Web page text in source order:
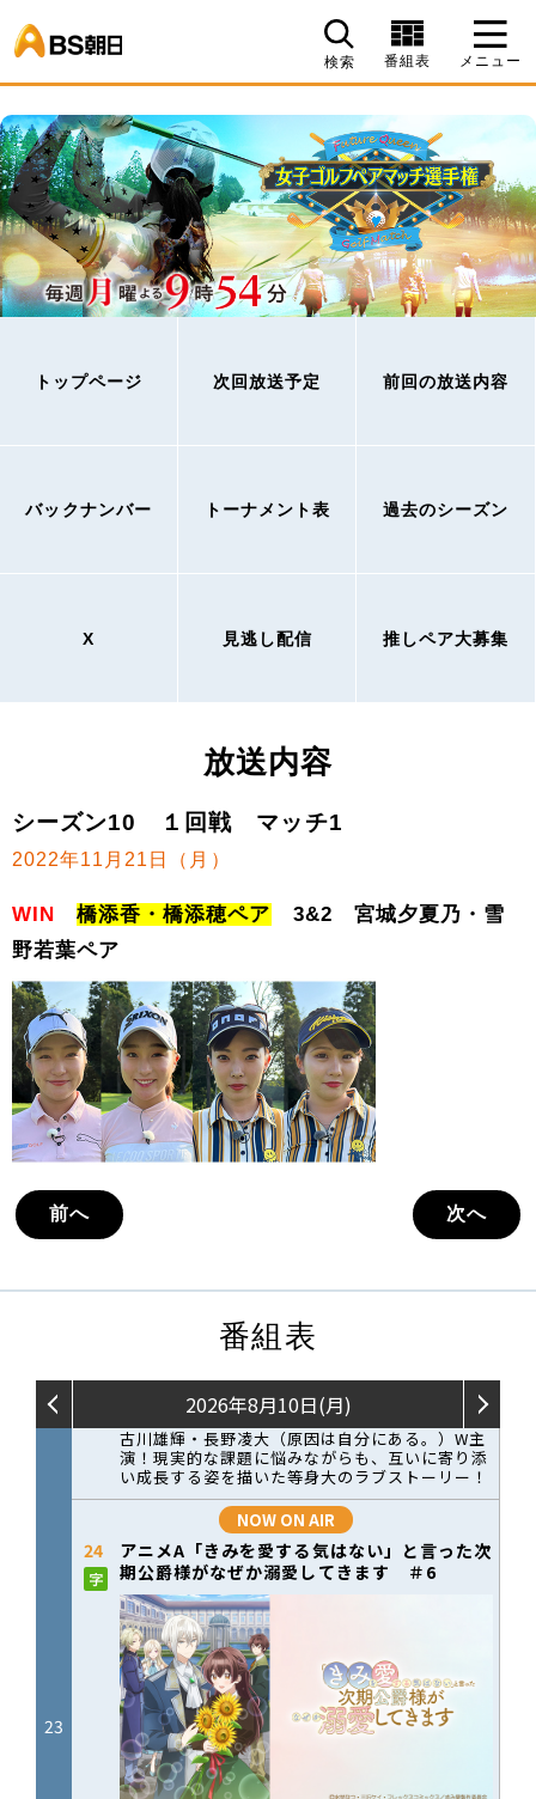
検索 番組表 メニュー
トップページ 次回放送予定 前回の放送内容
バックナンバー トーナメント表 過去のシーズン
X 見逃し配信 推しペア大募集
放送内容
シーズン10 １回戦 マッチ1
2022年11月21日（月）
WIN 橋添香・橋添穂ペア 3&2 宮城夕夏乃・雪
野若葉ペア
前へ 次へ
番組表